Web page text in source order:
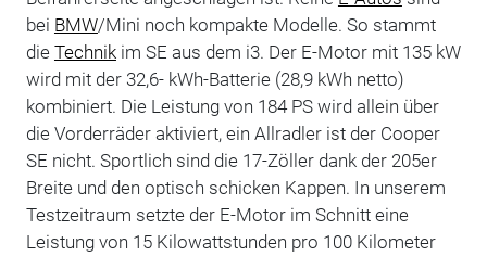
bei BMW/Mini noch kompakte Modelle. So stammt
die Technikim SE aus dem i3. Der E-Motor mit 135 kW
wird mit der 32,6- kWh-Batterie (28,9 kWh netto)
kombiniert. Die Leistung von 184 PS wird allein über
die Vorderräder aktiviert, ein Allradler ist der Cooper
SE nicht. Sportlich sind die 17-Zöller dank der 205er
Breite und den optisch schicken Kappen. In unserem
Testzeitraum setzte der E-Motor im Schnitt eine
Leistung von 15 Kilowattstunden pro 100 Kilometer